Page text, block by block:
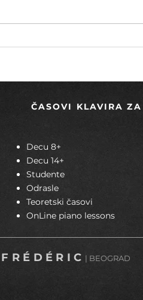
ČASOVI KLAVIRA ZA
Decu 8+
Decu 14+
Studente
Odrasle
Teoretski časovi
OnLine piano lessons
FRÉDÉRIC | BEOGRAD